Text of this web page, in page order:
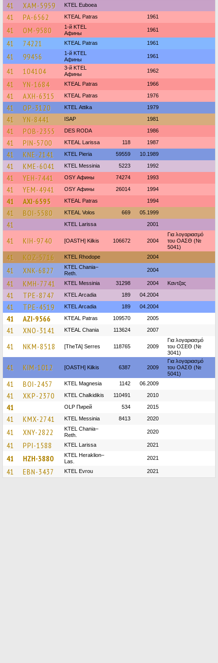
41 XAM-5959 ΚΤΕL Euboea
41 PA-6562 KTEAL Patras 1961
41 OM-9580
1-й KTEL
Афины
1961
41 74221 KTEAL Patras 1961
41 99456
1-й KTEL
Афины
1961
41 104104
3-й KTEL
Афины
1962
41 YN-1684 KTEAL Patras 1966
41 AXH-6315 KTEAL Patras 1976
41 OP-3120 KΤΕL Αttika 1979
41 YN-8441 ISAP 1981
41 POB-2355 DES RODA 1986
41 PIN-5700 KTEAL Larissa 118 1987
41 KNE-2141 KTEL Pieria 59559 10.1989
41 KME-6041 KTEL Messinia 5223 1992
41 YEH-7441 OSY Афины 74274 1993
41 YEM-4941 OSY Афины 26014 1994
41 AXI-6595 KTEAL Patras 1994
41 BOI-5580 KTEAL Volos 669 05.1999
41 KTEL Larissa 2001
41 KIH-9740 [OASTH] Kilkis 106672 2004
Για λογαριασμό
του ΟΑΣΘ (№
5041)
41 KOZ-5716 KTEL Rhodope 2004
41 XNK-6827
KTEL Chania–
Reth.
2004
41 KMH-7741 KTEL Messinia 31298 2004 Καντζας
41 TPE-8747 KTEL Arcadia 189 04.2004
41 TPE-4519 KTEL Arcadia 189 04.2004
41 AZI-9566 KTEAL Patras 109570 2005
41 XNO-3141 KTEAL Chania 113624 2007
41 NKM-8518 [TheTA] Serres 118765 2009
Για λογαριασμό
του ΟΣΕΘ (№
3041)
41 KIM-1012 [OASTH] Kilkis 6387 2009
Για λογαριασμό
του ΟΑΣΘ (№
5041)
41 BOI-2457 ΚΤΕL Magnesia 1142 06.2009
41 XKP-2370 ΚΤΕL Chalkidikis 110491 2010
41 OLP Пирей 534 2015
41 KMX-2741 KTEL Messinia 8413 2020
41 XNY-2822
KTEL Chania–
Reth.
2020
41 PPI-1588 KTEL Larissa 2021
41 HZH-3880
KTEL Heraklion–
Las.
2021
41 EBN-3437 KTEL Evrou 2021